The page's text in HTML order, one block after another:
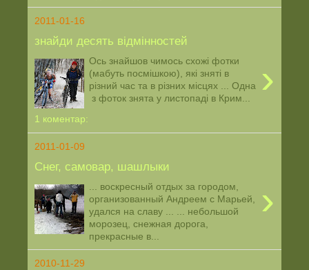
2011-01-16
знайди десять відмінностей
›
Ось знайшов чимось схожі фотки
(мабуть посмішкою), які зняті в
різний час та в різних місцях ... Одна
з фоток знята у листопаді в Крим...
1 коментар:
2011-01-09
Снег, самовар, шашлыки
›
... воскресный отдых за городом,
организованный Андреем с Марьей,
удался на славу ... ... небольшой
морозец, снежная дорога,
прекрасные в...
2010-11-29